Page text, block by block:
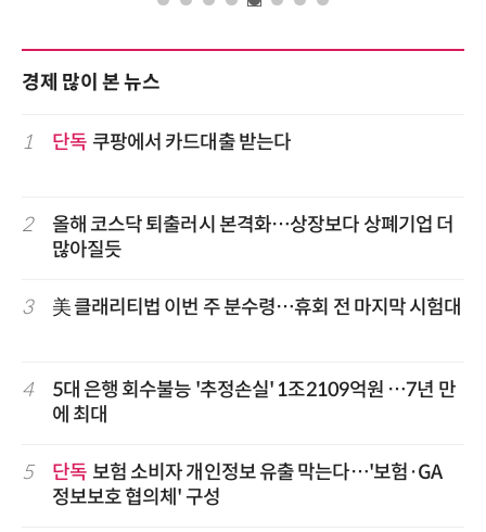
경제 많이 본 뉴스
1 단독 쿠팡에서 카드대출 받는다
2
올해 코스닥 퇴출러시 본격화…상장보다 상폐기업 더
많아질듯
3 美 클래리티법 이번 주 분수령…휴회 전 마지막 시험대
4
5대 은행 회수불능 '추정손실' 1조2109억원 …7년 만
에 최대
5 단독 보험 소비자 개인정보 유출 막는다…'보험·GA
정보보호 협의체' 구성